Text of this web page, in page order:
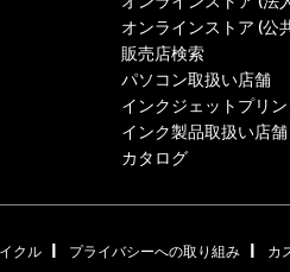
オンラインストア (公
販売店検索
パソコン取扱い店舗
インクジェットプリ
インク製品取扱い店舗
カタログ
クル | プライバシーへの取り組み | カ